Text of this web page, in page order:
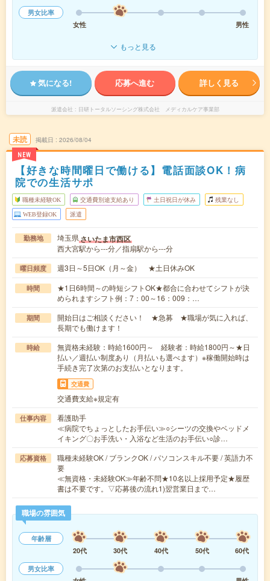
男女比率
女性
男性
もっと見る
気になる! 応募へ進む 詳しく見る
派遣会社 日研トータルソーシング株式会社 メディカルケア事業部
未読
NEW
掲載日 2026/08/04
【好きな時間曜日で働ける】電話面談OK！病
院での生活サポ
職種未経験OK 交通費別途支給あり 土日祝日が休み 残業なし
WEB登録OK 派遣
勤務地 埼玉県さいたま市西区
西大宮駅から---分／指扇駅から---分
曜日頻度 週3日～5日OK（月～金） ★土日休みOK
時間
★1日6時間～の時短シフトOK★都合に合わせてシフトが決
められますシフト例：7：00～16：009：…
期間
開始日はご相談ください！ ★急募 ★職場が気に入れば、
長期でも働けます！
時給
無資格未経験：時給1600円～ 経験者：時給1800円～★日
払い／週払い制度あり（月払いも選べます）※稼働開始時は
手続き完了次第のお支払いとなります。
交通費
交通費支給※規定有
仕事内容
看護助手
≪病院でちょっとしたお手伝い≫○シーツの交換やベッドメ
イキング〇お手洗い・入浴など生活のお手伝い○診…
応募資格
職種未経験OK / ブランクOK / パソコンスキル不要 / 英語力不
要
≪無資格・未経験OK≫年齢不問★10名以上採用予定★履歴
書は不要です。▽応募後の流れ1)翌営業日まで…
職場の雰囲気
年齢層
20代
30代 40代 50代
60代
男女比率